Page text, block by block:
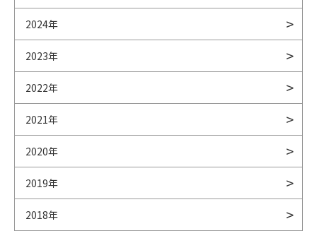
2024年
2023年
2022年
2021年
2020年
2019年
2018年